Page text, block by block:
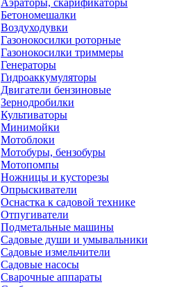
Аэраторы, скарификаторы
Бетономешалки
Воздуходувки
Газонокосилки роторные
Газонокосилки триммеры
Генераторы
Гидроаккумуляторы
Двигатели бензиновые
Зернодробилки
Культиваторы
Минимойки
Мотоблоки
Мотобуры, бензобуры
Мотопомпы
Ножницы и кусторезы
Опрыскиватели
Оснастка к садовой технике
Отпугиватели
Подметальные машины
Садовые души и умывальники
Садовые измельчители
Садовые насосы
Сварочные аппараты